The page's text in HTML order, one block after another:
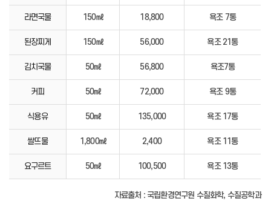
라면국물 150㎖ 18,800 욕조 7통
된장찌게 150㎖ 56,000 욕조 21통
김치국물 50㎖ 56,800 욕조7통
커피 50㎖ 72,000 욕조 9통
식용유 50㎖ 135,000 욕조 17통
쌀뜨물 1,800㎖ 2,400 욕조 11통
요구르트 50㎖ 100,500 욕조 13통
자료출처 : 국립환경연구원 수질화학, 수질공학과